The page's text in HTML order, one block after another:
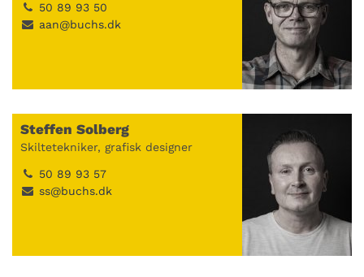
50 89 93 50
aan@buchs.dk
Steffen Solberg
Skiltetekniker, grafisk designer
50 89 93 57
ss@buchs.dk